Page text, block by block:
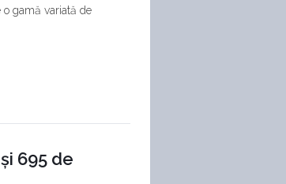
o gamă variată de
695 de